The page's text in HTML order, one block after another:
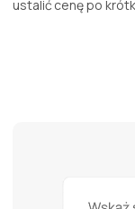
ustalić cenę po